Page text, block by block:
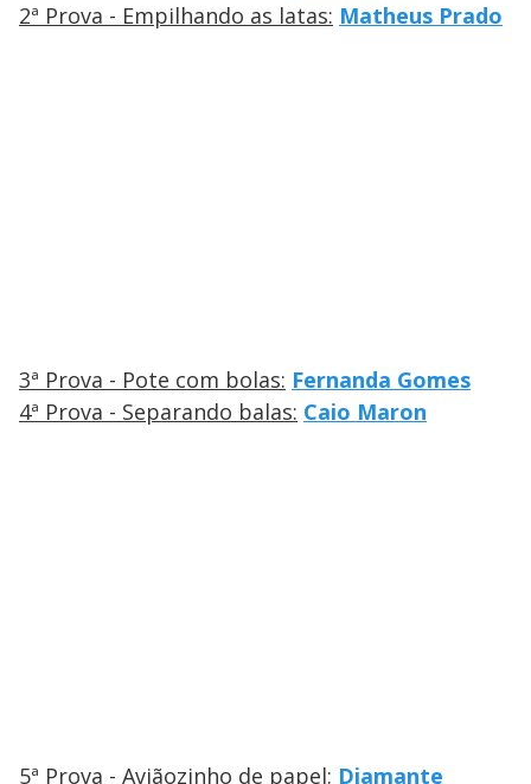
2ª Prova - Empilhando as latas: Matheus Prado
3ª Prova - Pote com bolas: Fernanda Gomes
4ª Prova - Separando balas: Caio Maron
5ª Prova - Aviãozinho de papel: Diamante